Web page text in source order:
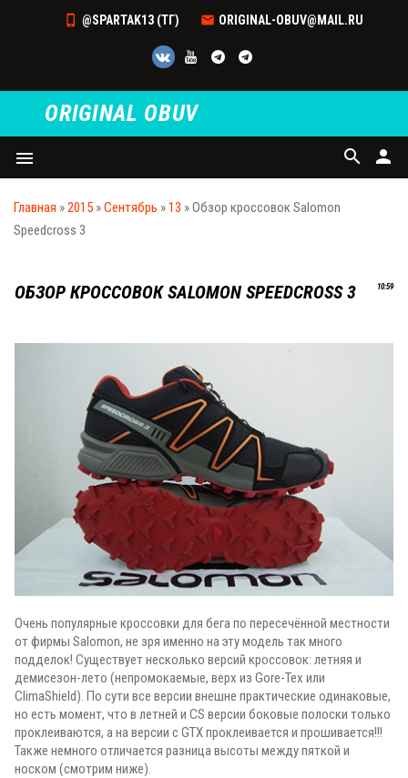
@SPARTAK13 (ТГ) ORIGINAL-OBUV@MAIL.RU
ORIGINAL OBUV
menu person
search
Главная »2015 »Сентябрь »13 » Обзор кроссовок Salomon
Speedcross 3
10:59
ОБЗОР КРОССОВОК SALOMON SPEEDCROSS 3
Очень популярные кроссовки для бега по пересечённой местности
от фирмы Salomon, не зря именно на эту модель так много
подделок! Существует несколько версий кроссовок: летняя и
демисезон-лето (непромокаемые, верх из Gore-Tex или
ClimaShield). По сути все версии внешне практические одинаковые,
но есть момент, что в летней и CS версии боковые полоски только
проклеиваются, а на версии с GTX проклеивается и прошивается!!!
Также немного отличается разница высоты между пяткой и
носком (смотрим ниже).